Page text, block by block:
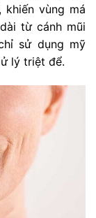
vùng má
từ cánh mũi
sử dụng mỹ
lý triệt để.